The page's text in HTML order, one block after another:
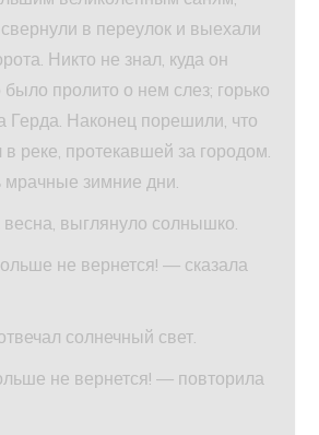
в переулок и выехали
Никто не знал, куда он
пролито о нем слез; горько
Герда. Наконец порешили, что
в реке, протекавшей за городом.
мрачные зимние дни.
выглянуло солнышко.
не вернется! — сказала
солнечный свет.
не вернется! — повторила